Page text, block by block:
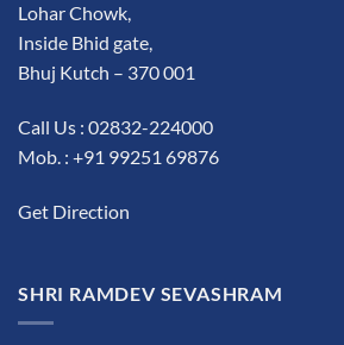
Lohar Chowk,
Inside Bhid gate,
Bhuj Kutch – 370 001
Call Us : 02832-224000
Mob. : +91 99251 69876
Get Direction
SHRI RAMDEV SEVASHRAM